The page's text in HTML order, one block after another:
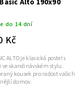
do 14 dní
Kč
ALTO je klasická postel s
ve skandinávském stylu.
kousek pro radost vašich
domov.